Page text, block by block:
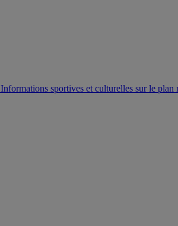
Informations sportives et culturelles sur le